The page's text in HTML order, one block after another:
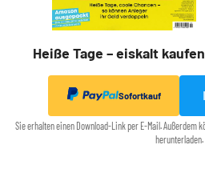
Heiße Tage – eiskalt
Sofortkauf
Sie erhalten einen Download-Link per E-Mail. Außerdem
herunterladen.